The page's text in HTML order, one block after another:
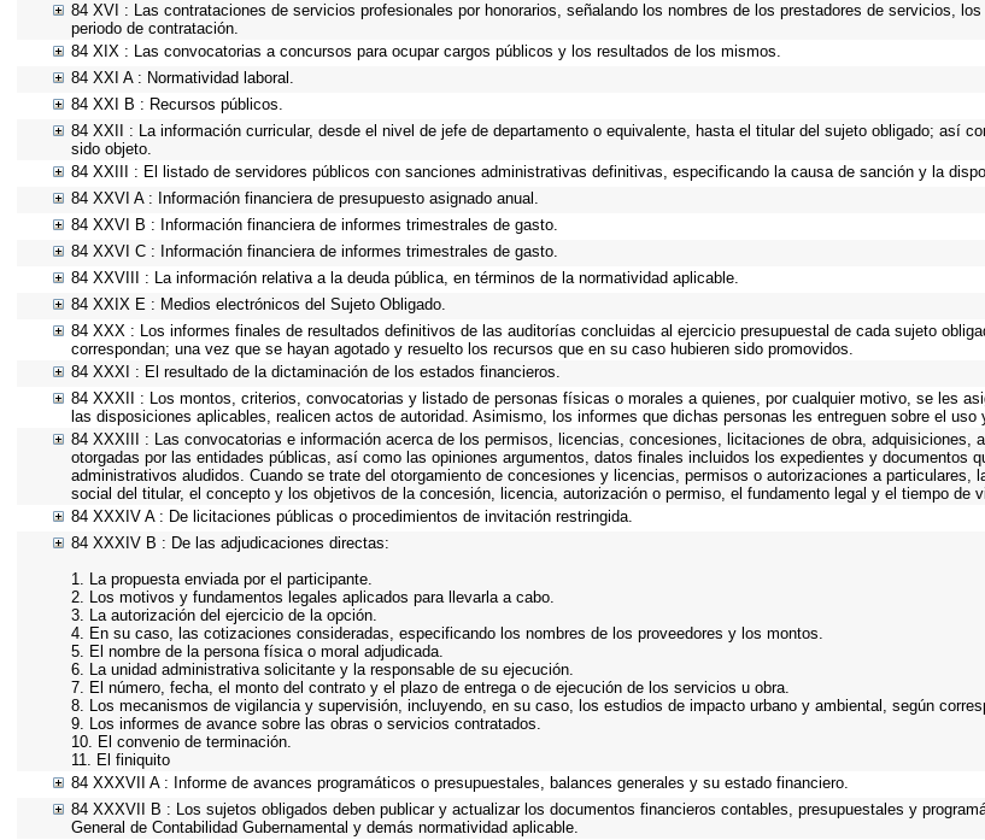
84 XVI : Las contrataciones de servicios profesionales por honorarios, señalando los nombres de los prestadores de servicios,
periodo de contratación.
84 XIX : Las convocatorias a concursos para ocupar cargos públicos y los resultados de los mismos.
84 XXI A : Normatividad laboral.
84 XXI B : Recursos públicos.
84 XXII : La información curricular, desde el nivel de jefe de departamento o equivalente, hasta el titular del sujeto obligado; así
sido objeto.
84 XXIII : El listado de servidores públicos con sanciones administrativas definitivas, especificando la causa de sanción y la
84 XXVI A : Información financiera de presupuesto asignado anual.
84 XXVI B : Información financiera de informes trimestrales de gasto.
84 XXVI C : Información financiera de informes trimestrales de gasto.
84 XXVIII : La información relativa a la deuda pública, en términos de la normatividad aplicable.
84 XXIX E : Medios electrónicos del Sujeto Obligado.
84 XXX : Los informes finales de resultados definitivos de las auditorías concluidas al ejercicio presupuestal de cada sujeto
correspondan; una vez que se hayan agotado y resuelto los recursos que en su caso hubieren sido promovidos.
84 XXXI : El resultado de la dictaminación de los estados financieros.
84 XXXII : Los montos, criterios, convocatorias y listado de personas físicas o morales a quienes, por cualquier motivo, se les
las disposiciones aplicables, realicen actos de autoridad. Asimismo, los informes que dichas personas les entreguen sobre el
84 XXXIII : Las convocatorias e información acerca de los permisos, licencias, concesiones, licitaciones de obra, adquisiciones,
otorgadas por las entidades públicas, así como las opiniones argumentos, datos finales incluidos los expedientes y documentos
administrativos aludidos. Cuando se trate del otorgamiento de concesiones y licencias, permisos o autorizaciones a particulares,
social del titular, el concepto y los objetivos de la concesión, licencia, autorización o permiso, el fundamento legal y el tiempo de
84 XXXIV A : De licitaciones públicas o procedimientos de invitación restringida.
84 XXXIV B : De las adjudicaciones directas:
1. La propuesta enviada por el participante.
2. Los motivos y fundamentos legales aplicados para llevarla a cabo.
3. La autorización del ejercicio de la opción.
4. En su caso, las cotizaciones consideradas, especificando los nombres de los proveedores y los montos.
5. El nombre de la persona física o moral adjudicada.
6. La unidad administrativa solicitante y la responsable de su ejecución.
7. El número, fecha, el monto del contrato y el plazo de entrega o de ejecución de los servicios u obra.
8. Los mecanismos de vigilancia y supervisión, incluyendo, en su caso, los estudios de impacto urbano y ambiental, según
9. Los informes de avance sobre las obras o servicios contratados.
10. El convenio de terminación.
11. El finiquito
84 XXXVII A : Informe de avances programáticos o presupuestales, balances generales y su estado financiero.
84 XXXVII B : Los sujetos obligados deben publicar y actualizar los documentos financieros contables, presupuestales y
General de Contabilidad Gubernamental y demás normatividad aplicable.